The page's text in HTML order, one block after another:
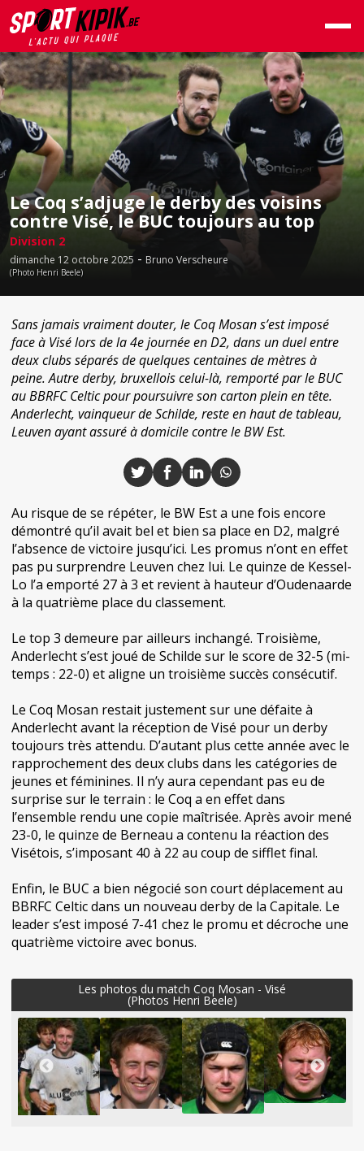
Le Coq s’adjuge le derby des voisins
contre Visé, le BUC toujours au top
Division 2
dimanche 12 octobre 2025 - Bruno Verscheure
(Photo Henri Beele)
Sans jamais vraiment douter, le Coq Mosan s’est imposé
face à Visé lors de la 4e journée en D2, dans un duel entre
deux clubs séparés de quelques centaines de mètres à
peine. Autre derby, bruxellois celui-là, remporté par le BUC
au BBRFC Celtic pour poursuivre son carton plein en tête.
Anderlecht, vainqueur de Schilde, reste en haut de tableau,
Leuven ayant assuré à domicile contre le BW Est.
Au risque de se répéter, le BW Est a une fois encore
démontré qu’il avait bel et bien sa place en D2, malgré
l’absence de victoire jusqu’ici. Les promus n’ont en effet
pas pu surprendre Leuven chez lui. Le quinze de Kessel-
Lo l’a emporté 27 à 3 et revient à hauteur d’Oudenaarde
à la quatrième place du classement.
Le top 3 demeure par ailleurs inchangé. Troisième,
Anderlecht s’est joué de Schilde sur le score de 32-5 (mi-
temps : 22-0) et aligne un troisième succès consécutif.
Le Coq Mosan restait justement sur une défaite à
Anderlecht avant la réception de Visé pour un derby
toujours très attendu. D’autant plus cette année avec le
rapprochement des deux clubs dans les catégories de
jeunes et féminines. Il n’y aura cependant pas eu de
surprise sur le terrain : le Coq a en effet dans
l’ensemble rendu une copie maîtrisée. Après avoir mené
23-0, le quinze de Berneau a contenu la réaction des
Visétois, s’imposant 40 à 22 au coup de sifflet final.
Enfin, le BUC a bien négocié son court déplacement au
BBRFC Celtic dans un nouveau derby de la Capitale. Le
leader s’est imposé 7-41 chez le promu et décroche une
quatrième victoire avec bonus.
Les photos du match Coq Mosan - Visé
(Photos Henri Beele)